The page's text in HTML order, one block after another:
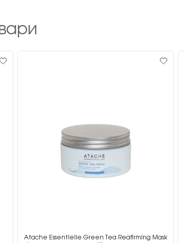
Atache Essentielle Green Tea Reafirming Mask